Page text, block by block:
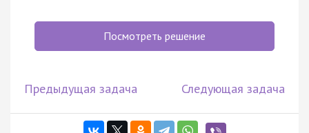
Посмотреть решение
Предыдущая задача Следующая задача